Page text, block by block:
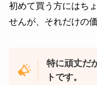
初めて買う方にはち
せんが、それだけの
特に頑丈だ
トです。